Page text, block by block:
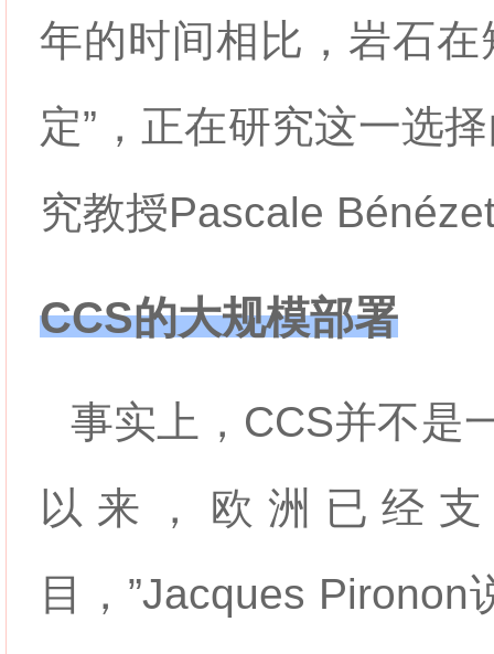
年的时间相比，岩石
定”，正在研究这一选
究教授Pascale
CCS的大规模部署
事实上，CCS并不是
以来，欧洲已经
目，”Jacques